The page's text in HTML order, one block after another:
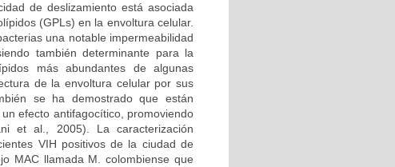
de deslizamiento está asociada
(GPLs) en la envoltura celular.
una notable impermeabilidad
también determinante para la
más abundantes de algunas
de la envoltura celular por sus
se ha demostrado que están
efecto antifagocítico, promoviendo
et al., 2005). La caracterización
VIH positivos de la ciudad de
MAC llamada M. colombiense que